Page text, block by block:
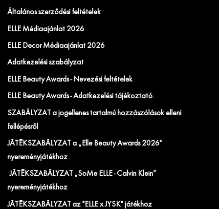
Általános szerződési feltételek
ELLE Médiaajánlat 2026
ELLE Decor Médiaajánlat 2026
Adatkezelési szabályzat
ELLE Beauty Awards - Nevezési feltételek
ELLE Beauty Awards - Adatkezelési tájékoztató.
SZABÁLYZAT a jogellenes tartalmú hozzászólások elleni
fellépésről
JÁTÉKSZABÁLYZAT a „Elle Beauty Awards 2026"
nyereményjátékhoz
JÁTÉKSZABÁLYZAT „SoMe ELLE - Calvin Klein”
nyereményjátékhoz
JÁTÉKSZABÁLYZAT az "ELLE x JYSK" játékhoz